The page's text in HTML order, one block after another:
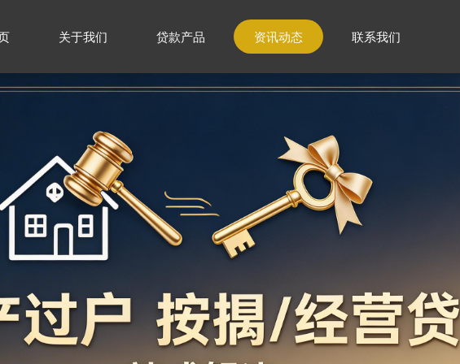
关于我们 贷款产品 资讯动态 联系我们